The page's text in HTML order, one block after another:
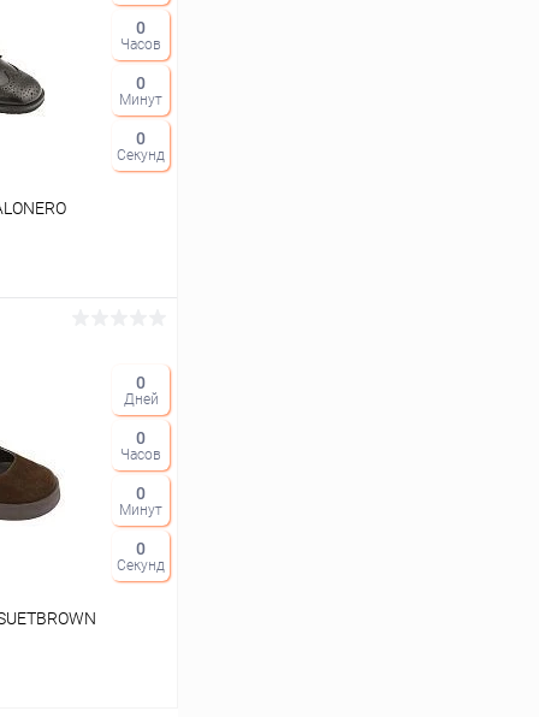
0
Часов
0
Минут
0
Секунд
В наличии
0
Дней
0
Часов
0
Минут
0
Секунд